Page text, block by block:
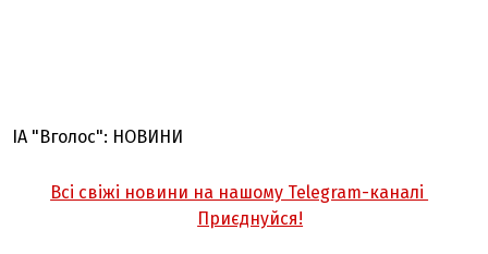
ІА "Вголос": НОВИНИ
Всі свіжі новини на нашому Telegram-каналі
Приєднуйся!